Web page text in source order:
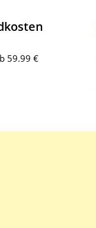
59.99 €